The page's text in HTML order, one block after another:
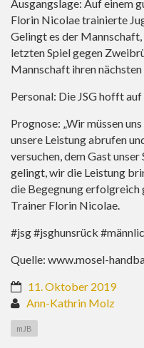
Ausgangslage: Auf einem
Florin Nicolae trainierte
Gelingt es der Mannschaft,
letzten Spiel gegen
Mannschaft ihren nächsten
Personal: Die JSG hofft
Prognose: „Wir müssen
unsere Leistung abrufen
versuchen, dem Gast
gelingt, wir die Leistung
die Begegnung erfolgreich
Trainer Florin Nicolae.
#jsg #jsghunsrück
Quelle: www.mosel-
11. Oktober 2019
Ann-Kathrin Molz
mJB